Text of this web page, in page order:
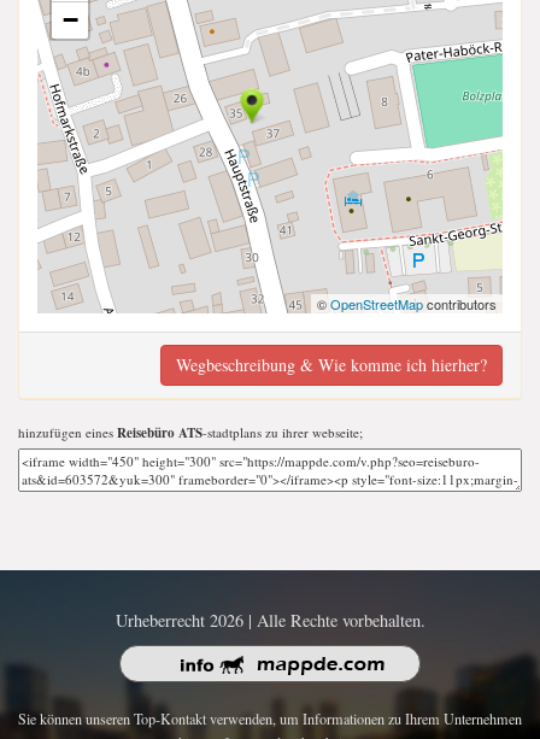
−
©OpenStreetMapcontributors
Wegbeschreibung & Wie komme ich hierher?
hinzufügen eines Reisebüro ATS-stadtplans zu ihrer webseite;
Urheberrecht 2026 | Alle Rechte vorbehalten.
Sie können unseren Top-Kontakt verwenden, um Informationen zu Ihrem Unternehmen